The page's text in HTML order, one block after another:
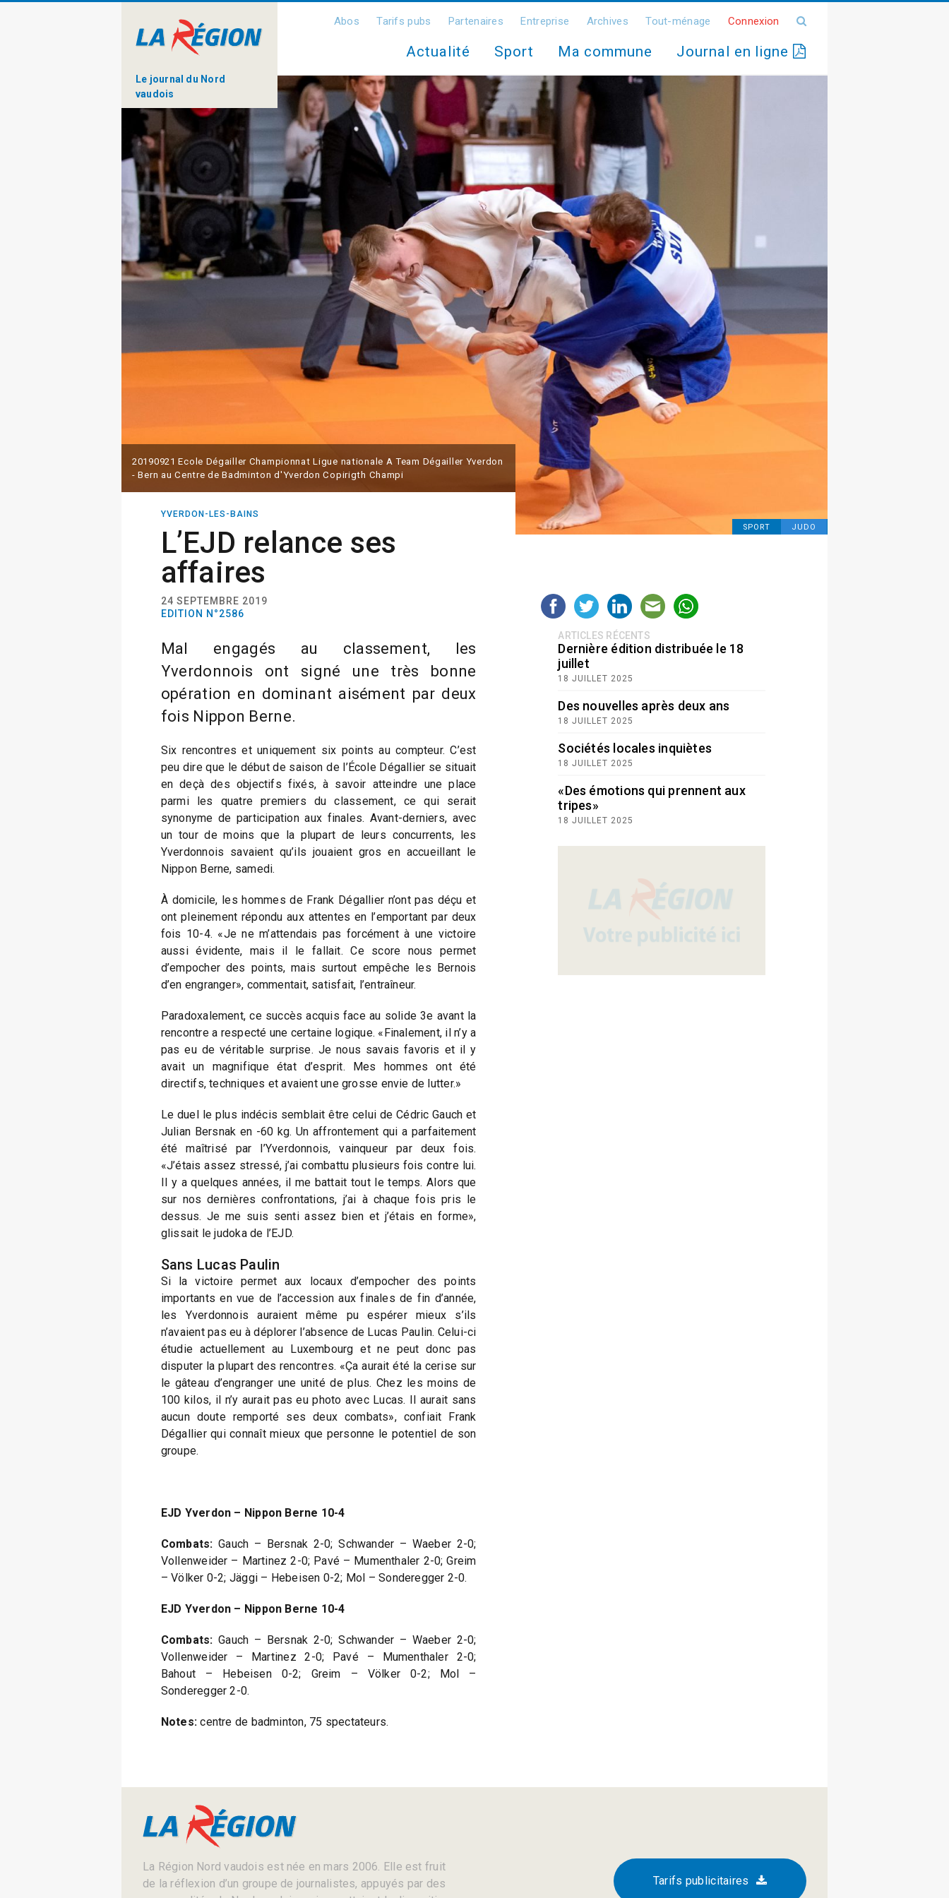
Le journal du Nord
vaudois
Abos Tarifs pubs Partenaires Entreprise Archives Tout-ménage Connexion
Actualité Sport Ma commune Journal en ligne
SPORT JUDO
20190921 Ecole Dégailler Championnat Ligue nationale A Team Dégailler Yverdon
- Bern au Centre de Badminton d'Yverdon Copirigth Champi
YVERDON-LES-BAINS
L’EJD relance ses
affaires
24 SEPTEMBRE 2019
EDITION N°2586
Mal engagés au classement, les
Yverdonnois ont signé une très bonne
opération en dominant aisément par deux
fois Nippon Berne.
Six rencontres et uniquement six points au compteur. C’est
peu dire que le début de saison de l’École Dégallier se situait
en deçà des objectifs fixés, à savoir atteindre une place
parmi les quatre premiers du classement, ce qui serait
synonyme de participation aux finales. Avant-derniers, avec
un tour de moins que la plupart de leurs concurrents, les
Yverdonnois savaient qu’ils jouaient gros en accueillant le
Nippon Berne, samedi.
À domicile, les hommes de Frank Dégallier n’ont pas déçu et
ont pleinement répondu aux attentes en l’emportant par deux
fois 10-4. «Je ne m’attendais pas forcément à une victoire
aussi évidente, mais il le fallait. Ce score nous permet
d’empocher des points, mais surtout empêche les Bernois
d’en engranger», commentait, satisfait, l’entraîneur.
Paradoxalement, ce succès acquis face au solide 3e avant la
rencontre a respecté une certaine logique. «Finalement, il n’y a
pas eu de véritable surprise. Je nous savais favoris et il y
avait un magnifique état d’esprit. Mes hommes ont été
directifs, techniques et avaient une grosse envie de lutter.»
Le duel le plus indécis semblait être celui de Cédric Gauch et
Julian Bersnak en -60 kg. Un affrontement qui a parfaitement
été maîtrisé par l’Yverdonnois, vainqueur par deux fois.
«J’étais assez stressé, j’ai combattu plusieurs fois contre lui.
Il y a quelques années, il me battait tout le temps. Alors que
sur nos dernières confrontations, j’ai à chaque fois pris le
dessus. Je me suis senti assez bien et j’étais en forme»,
glissait le judoka de l’EJD.
Sans Lucas Paulin
Si la victoire permet aux locaux d’empocher des points
importants en vue de l’accession aux finales de fin d’année,
les Yverdonnois auraient même pu espérer mieux s’ils
n’avaient pas eu à déplorer l’absence de Lucas Paulin. Celui-ci
étudie actuellement au Luxembourg et ne peut donc pas
disputer la plupart des rencontres. «Ça aurait été la cerise sur
le gâteau d’engranger une unité de plus. Chez les moins de
100 kilos, il n’y aurait pas eu photo avec Lucas. Il aurait sans
aucun doute remporté ses deux combats», confiait Frank
Dégallier qui connaît mieux que personne le potentiel de son
groupe.
EJD Yverdon – Nippon Berne 10-4
Combats:Gauch – Bersnak 2-0; Schwander – Waeber 2-0;
Vollenweider – Martinez 2-0; Pavé – Mumenthaler 2-0; Greim
– Völker 0-2; Jäggi – Hebeisen 0-2; Mol – Sonderegger 2-0.
EJD Yverdon – Nippon Berne 10-4
Combats:Gauch – Bersnak 2-0; Schwander – Waeber 2-0;
Vollenweider – Martinez 2-0; Pavé – Mumenthaler 2-0;
Bahout – Hebeisen 0-2; Greim – Völker 0-2; Mol –
Sonderegger 2-0.
Notes: centre de badminton, 75 spectateurs.
ARTICLES RÉCENTS
Dernière édition distribuée le 18
juillet
18 JUILLET 2025
Des nouvelles après deux ans
18 JUILLET 2025
Sociétés locales inquiètes
18 JUILLET 2025
«Des émotions qui prennent aux
tripes»
18 JUILLET 2025
La Région Nord vaudois est née en mars 2006. Elle est fruit
de la réflexion d’un groupe de journalistes, appuyés par des
Tarifs publicitaires